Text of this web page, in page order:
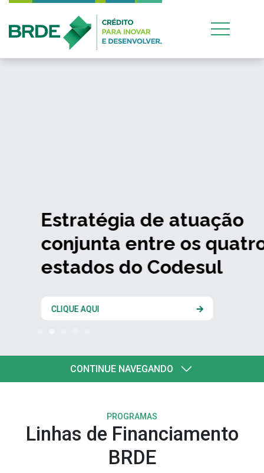
Estratégia de atuação
conjunta entre os quatro
estados do Codesul
CLIQUE AQUI
CONTINUE NAVEGANDO
PROGRAMAS
Linhas de Financiamento
BRDE